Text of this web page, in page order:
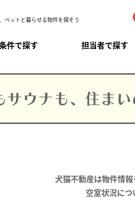
ペットと暮らせる物件を探そう
件で探す 担当者で探す
サウナも、住まい
犬猫不動産は物件情報
空室状況につ